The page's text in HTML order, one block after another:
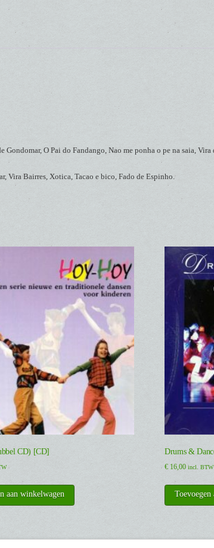
O Pai do Fandango, Nao me ponha o pe na saia,
Vira Bairres, Xotica, Tacao e bico, Fado de Espinho.
CD) [CD]
aan winkelwagen
Drums &
€ 16,00 incl. BTW